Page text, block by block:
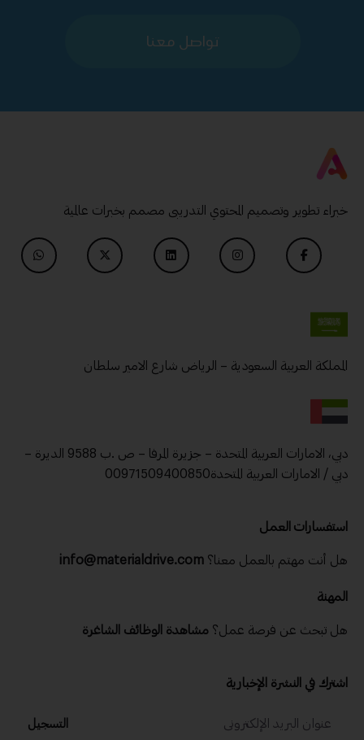
تواصل معنا
خبراء تطوير وتصميم المحتوي التدريبى مصمم بخبرات عالمية
المملكة العربية السعودية – الرياض شارع الامير سلطان
دبي، الامارات العربية المتحدة – جزيرة المرفا – ص .ب 9588 الديرة –
دبي / الامارات العربية المتحدة00971509400850
استفسارات العمل
هل أنت مهتم بالعمل معنا؟ info@materialdrive.com
المهنة
هل تبحث عن فرصة عمل؟ مشاهدة الوظائف الشاغرة
اشترك في النشرة الإخبارية
التسجيل